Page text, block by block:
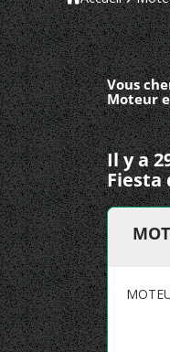
Vous
Moteur
Il y a
Fiesta